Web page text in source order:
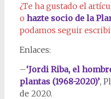
¿Te ha gustado el
o hazte socio de la
podamos seguir
Enlaces:
–‘Jordi Riba, el
plantas (1968-2020)’,
de 2020.